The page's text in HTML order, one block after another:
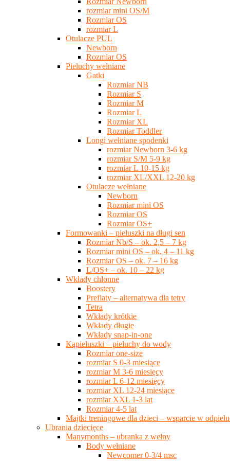
rozmiar mini OS/M
Rozmiar OS
rozmiar L
Otulacze PUL
Newborn
Rozmiar OS
Pieluchy wełniane
Gatki
Rozmiar NB
Rozmiar S
Rozmiar M
Rozmiar L
Rozmiar XL
Rozmiar Toddler
Longi wełniane spodenki
rozmiar Newborn 3-6 kg
rozmiar S/M 5-9 kg
rozmiar L 10-15 kg
rozmiar XL/XXL 12-20 kg
Otulacze wełniane
Newborn
Rozmiar mini OS
Rozmiar OS
Rozmiar OS+
Formowanki – pieluszki na długi sen
Rozmiar Nb/S – ok. 2,5 – 7 kg
Rozmiar mini OS – ok. 4 – 11 kg
Rozmiar OS – ok. 7 – 16 kg
L/OS+ – ok. 10 – 22 kg
Wkłady chłonne
Boostery
Preflaty – alternatywa dla tetry
Tetra
Wkłady krótkie
Wkłady długie
Wkłady snap-in-one
Kąpieluszki – pieluchy do wody
Rozmiar one-size
rozmiar S 0-3 miesiące
rozmiar M 3-6 miesięcy
rozmiar L 6-12 miesięcy
rozmiar XL 12-24 miesiące
rozmiar XXL 1-3 lat
Rozmiar 4-5 lat
Majtki treningowe dla dzieci – wsparcie w
Ubrania dziecięce
Manymonths – ubranka z wełny
Body wełniane
Newcomer 0-3/4 msc